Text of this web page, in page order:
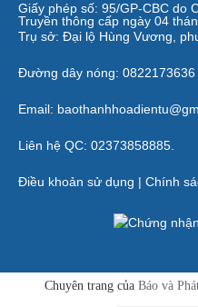
Giấy phép số: 95/GP-CBC do
Truyền thông cấp ngày 04
Trụ sở: Đại lộ Hùng Vương,
Đường dây nóng: 0822173636
Email:
Liên hệ QC: 02373858885.
Điều khoản sử dụng | Chính
Chuyên trang của Báo và